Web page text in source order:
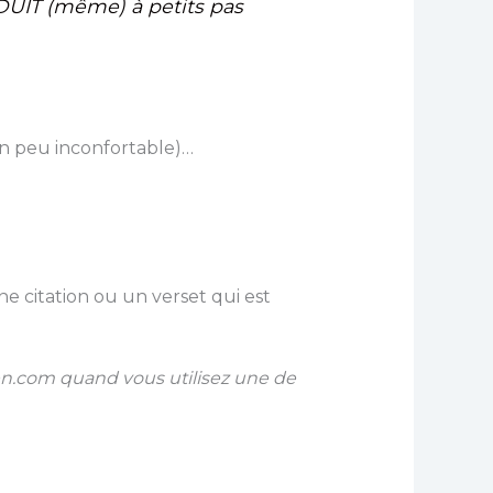
(même) à petits pas
peu inconfortable)…
citation ou un verset qui est
quand vous utilisez une de